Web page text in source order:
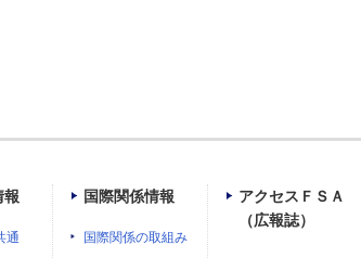
報
通
国際関係情報
国際関係の取組み
アクセスＦＳＡ
（広報誌）